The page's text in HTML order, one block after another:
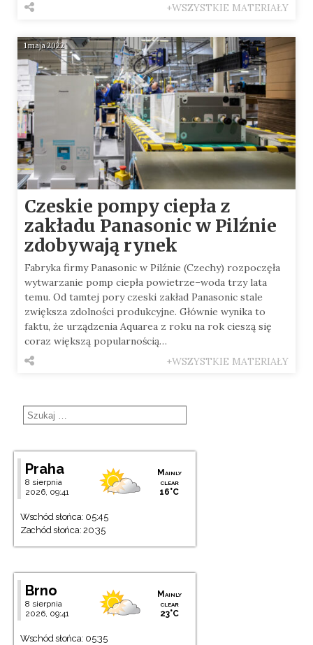
+WSZYSTKIE MATERIAŁY
1 maja 2022
Czeskie pompy ciepła z
zakładu Panasonic w Pilźnie
zdobywają rynek
Fabryka firmy Panasonic w Pilźnie (Czechy) rozpoczęła
wytwarzanie pomp ciepła powietrze–woda trzy lata
temu. Od tamtej pory czeski zakład Panasonic stale
zwiększa zdolności produkcyjne. Głównie wynika to
faktu, że urządzenia Aquarea z roku na rok cieszą się
coraz większą popularnością…
+WSZYSTKIE MATERIAŁY
Praha
8 sierpnia
2026, 09:41
Mainly
clear
16°C
Wschód słońca: 05:45
Zachód słońca: 20:35
Brno
8 sierpnia
2026, 09:41
Mainly
clear
23°C
Wschód słońca: 05:35